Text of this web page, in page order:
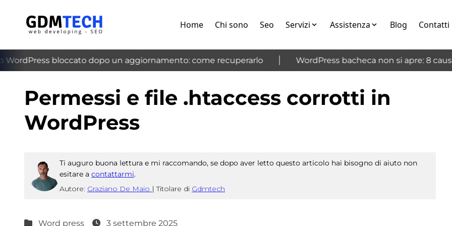
Home Chi sono Seo Servizi Assistenza Blog Contatti
bloccato dopo un aggiornamento: come recuperarlo WordPress bacheca non si apre: 8
‹
Permessi e file .htaccess corrotti in
WordPress
Ti auguro buona lettura e mi raccomando, se dopo aver letto questo articolo hai bisogno di aiuto non
esitare a contattarmi.
Autore: Graziano De Maio | Titolare di Gdmtech
Word press 3 settembre 2025